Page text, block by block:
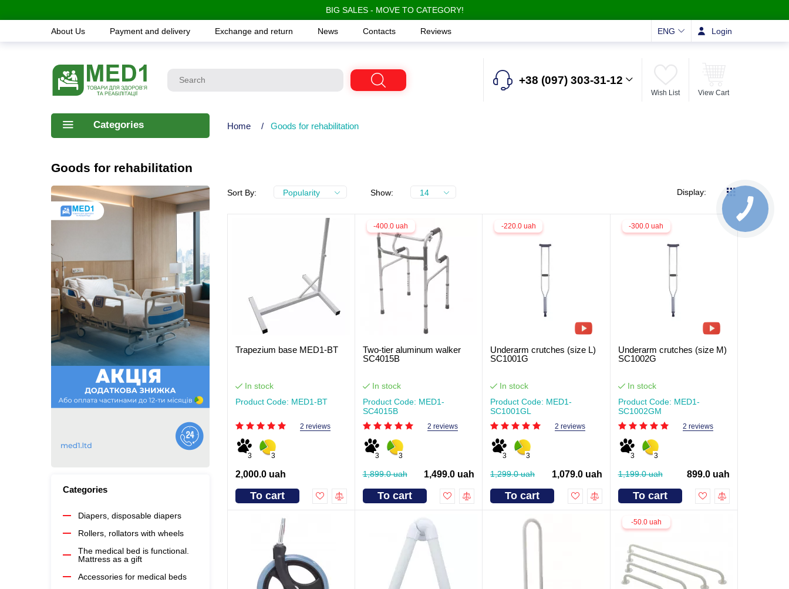
BIG SALES - MOVE TO CATEGORY!
About Us Payment and delivery Exchange and return News Contacts Reviews ENG Login
+38 (097) 303-31-12
Wish List View Cart
Categories Home / Goods for rehabilitation
Goods for rehabilitation
Categories
Diapers, disposable diapers
Rollers, rollators with wheels
The medical bed is functional.
Mattress as a gift
Accessories for medical beds
Sort By: Popularity Show: 14 Display:
Trapezium base MED1-BT
In stock
Product Code: MED1-BT
2 reviews
3 3
2,000.0 uah
To cart
-400.0 uah
Two-tier aluminum walker
SC4015B
In stock
Product Code: MED1-
SC4015B
2 reviews
3 3
1,899.0 uah 1,499.0 uah
To cart
-220.0 uah
Underarm crutches (size L)
SC1001G
In stock
Product Code: MED1-
SC1001GL
2 reviews
3 3
1,299.0 uah 1,079.0 uah
To cart
-300.0 uah
Underarm crutches (size M)
SC1002G
In stock
Product Code: MED1-
SC1002GM
2 reviews
3 3
1,199.0 uah 899.0 uah
To cart
-50.0 uah